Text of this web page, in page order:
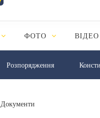
ФОТО ВІДЕО
Розпорядження
Документи